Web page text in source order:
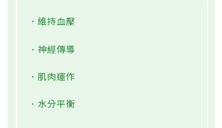
．維持血壓
．神經傳導
．肌肉運作
．水分平衡